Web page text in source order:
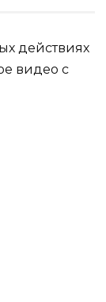
действиях
видео с